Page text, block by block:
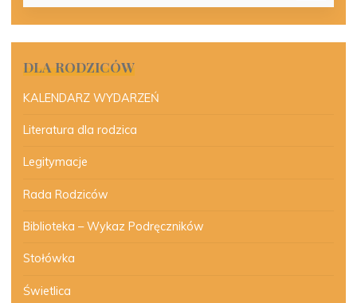
DLA RODZICÓW
KALENDARZ WYDARZEŃ
Literatura dla rodzica
Legitymacje
Rada Rodziców
Biblioteka – Wykaz Podręczników
Stołówka
Świetlica